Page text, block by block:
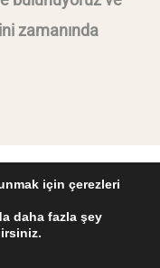
zamanında
reserved.
KVKK
için çerezleri
daha fazla şey